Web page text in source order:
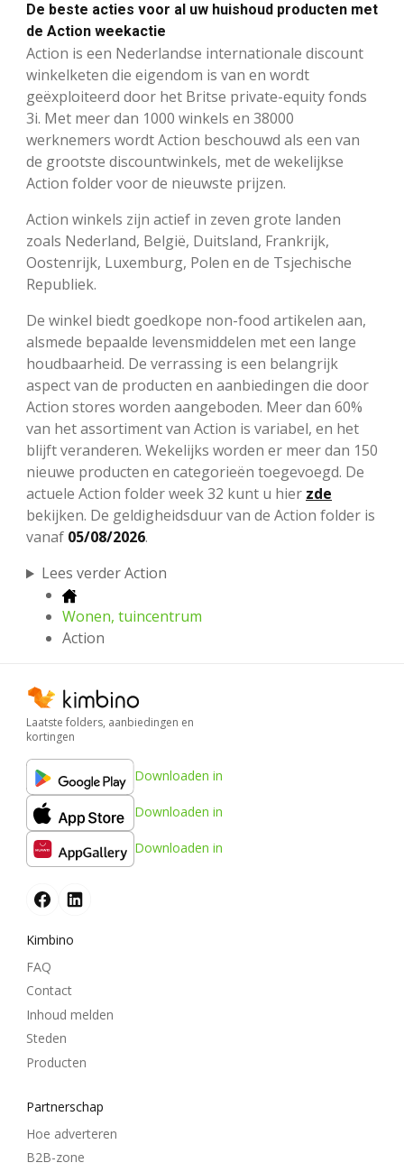
De beste acties voor al uw huishoud producten met
de Action weekactie
Action is een Nederlandse internationale discount
winkelketen die eigendom is van en wordt
geëxploiteerd door het Britse private-equity fonds
3i. Met meer dan 1000 winkels en 38000
werknemers wordt Action beschouwd als een van
de grootste discountwinkels, met de wekelijkse
Action folder voor de nieuwste prijzen.
Action winkels zijn actief in zeven grote landen
zoals Nederland, België, Duitsland, Frankrijk,
Oostenrijk, Luxemburg, Polen en de Tsjechische
Republiek.
De winkel biedt goedkope non-food artikelen aan,
alsmede bepaalde levensmiddelen met een lange
houdbaarheid. De verrassing is een belangrijk
aspect van de producten en aanbiedingen die door
Action stores worden aangeboden. Meer dan 60%
van het assortiment van Action is variabel, en het
blijft veranderen. Wekelijks worden er meer dan 150
nieuwe producten en categorieën toegevoegd. De
actuele Action folder week 32 kunt u hier zde
bekijken. De geldigheidsduur van de Action folder is
vanaf 05/08/2026.
Lees verder Action
Wonen, tuincentrum
Action
Laatste folders, aanbiedingen en
kortingen
Downloaden in
Downloaden in
Downloaden in
Kimbino
FAQ
Contact
Inhoud melden
Steden
Producten
Partnerschap
Hoe adverteren
B2B-zone